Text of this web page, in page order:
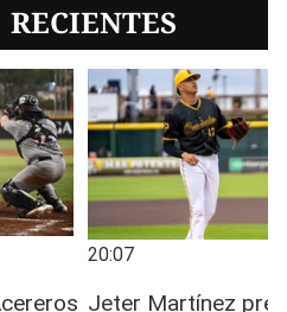
RECIENTES